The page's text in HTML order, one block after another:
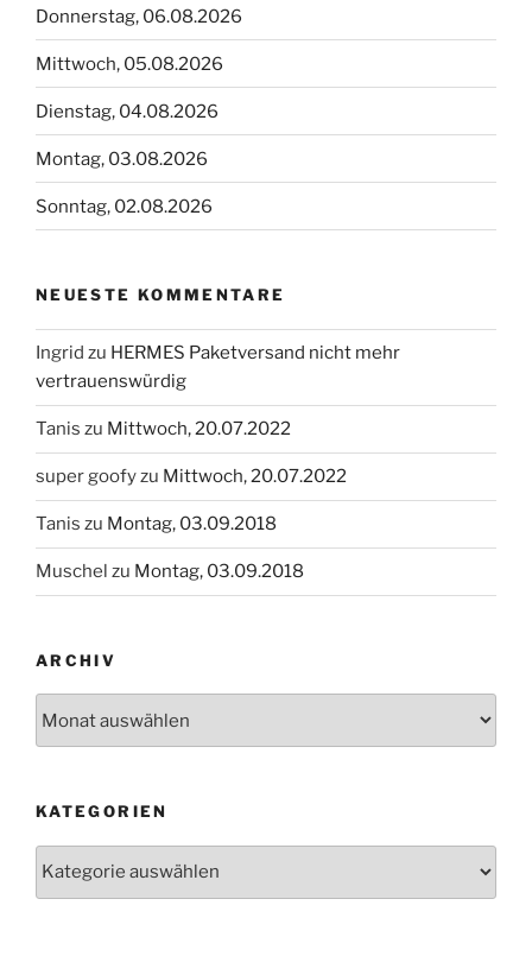
Donnerstag, 06.08.2026
Mittwoch, 05.08.2026
Dienstag, 04.08.2026
Montag, 03.08.2026
Sonntag, 02.08.2026
NEUESTE KOMMENTARE
Ingrid zu HERMES Paketversand nicht mehr
vertrauenswürdig
Tanis zu Mittwoch, 20.07.2022
super goofyzu Mittwoch, 20.07.2022
Tanis zu Montag, 03.09.2018
Muschel zu Montag, 03.09.2018
ARCHIV
KATEGORIEN